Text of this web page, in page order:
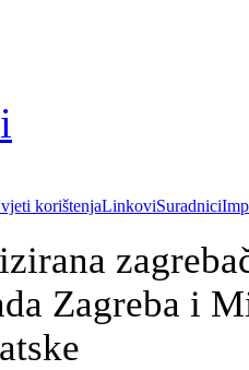
korištenjaLinkoviSuradnici
Zagreba i